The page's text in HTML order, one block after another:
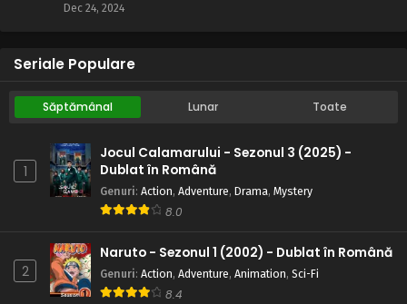
Dec 24, 2024
Seriale Populare
Săptămânal Lunar Toate
1
Jocul Calamarului - Sezonul 3 (2025) -
Dublat în Română
Genuri: Action, Adventure, Drama, Mystery
8.0
2
Naruto - Sezonul 1 (2002) - Dublat în Română
Genuri: Action, Adventure, Animation, Sci-Fi
8.4